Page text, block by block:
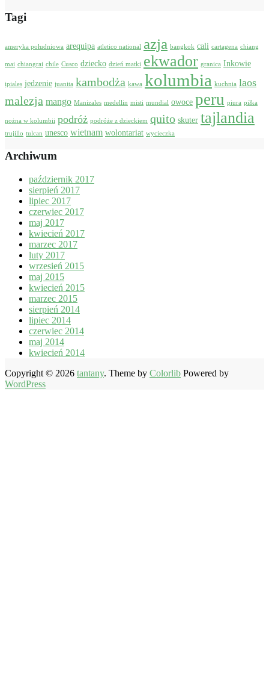
Tagi
ameryka południowa arequipa atletico national azja bangkok cali cartagena chiang
mai chiangrai chile Cusco dziecko dzień matki ekwador granica Inkowie
ipiales jedzenie juanita kambodża kawa kolumbia kuchnia laos
malezja mango Manizales medellin misti mundial owoce peru piura piłka
nożna w kolumbii podróż podróże z dzieckiem quito skuter tajlandia
trujillo tulcan unesco wietnam wolontariat wycieczka
Archiwum
październik 2017
sierpień 2017
lipiec 2017
czerwiec 2017
maj 2017
kwiecień 2017
marzec 2017
luty 2017
wrzesień 2015
maj 2015
kwiecień 2015
marzec 2015
sierpień 2014
lipiec 2014
czerwiec 2014
maj 2014
kwiecień 2014
Copyright © 2026 tantany. Theme by Colorlib Powered by
WordPress